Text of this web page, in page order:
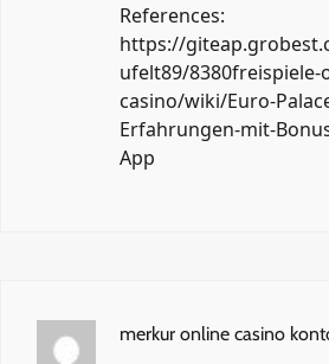
References:
https://
ufelt89/8380freispiele-
casino/wiki/Euro-
Erfahrungen-mit-
App
merkur online casino